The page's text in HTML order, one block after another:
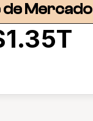
de Mercado